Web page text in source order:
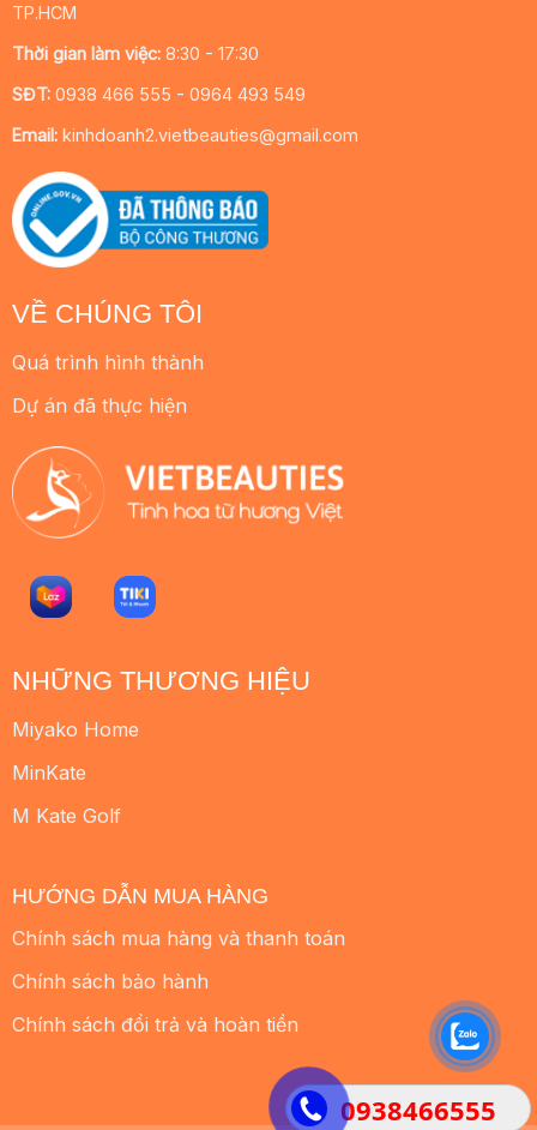
0938466555
VỀ CHÚNG TÔI
Quá trình hình thành
Dự án đã thực hiện
NHỮNG THƯƠNG HIỆU
Miyako Home
MinKate
M Kate Golf
HƯỚNG DẪN MUA HÀNG
Chính sách mua hàng và thanh toán
Chính sách bảo hành
Chính sách đổi trả và hoàn tiền
TP.HCM
Thời gian làm việc:8:30 - 17:30
SĐT:0938 466 555 - 0964 493 549
Email:kinhdoanh2.vietbeauties@gmail.com